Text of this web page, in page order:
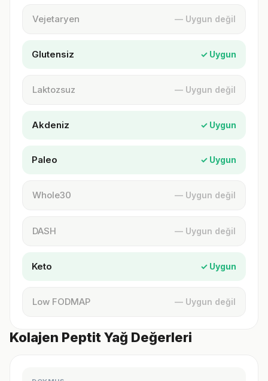
Vejetaryen — Uygun değil
Glutensiz ✓ Uygun
Laktozsuz — Uygun değil
Akdeniz ✓ Uygun
Paleo ✓ Uygun
Whole30 — Uygun değil
DASH — Uygun değil
Keto ✓ Uygun
Low FODMAP — Uygun değil
Kolajen Peptit Yağ Değerleri